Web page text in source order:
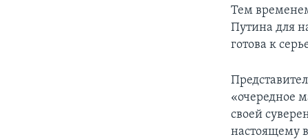
Тем
Путина для
готова к
«очередное
своей
настоящему